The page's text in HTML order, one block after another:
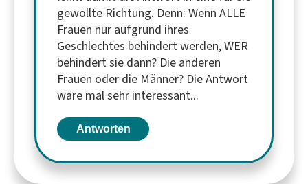
gewollte Richtung. Denn: Wenn ALLE
Frauen nur aufgrund ihres
Geschlechtes behindert werden, WER
behindert sie dann? Die anderen
Frauen oder die Männer? Die Antwort
wäre mal sehr interessant...
Antworten